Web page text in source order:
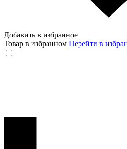
Добавить в избранное
Товар в избранном Перейти в